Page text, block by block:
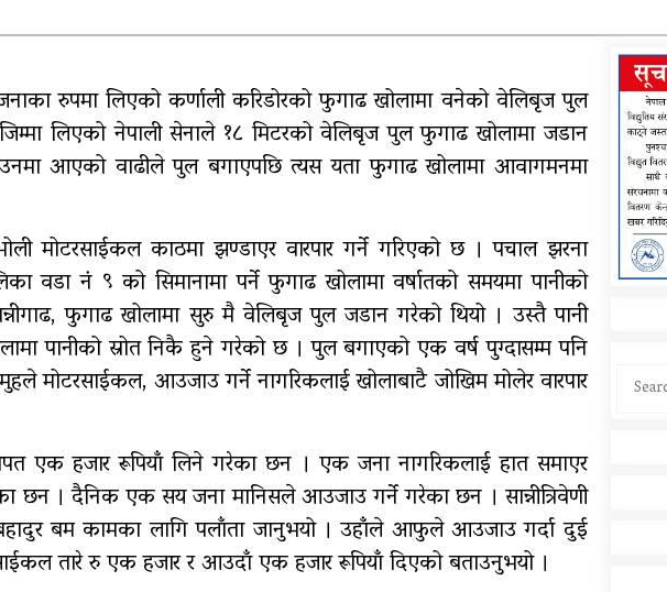
सुरु
एम्बुलेन्स दुर्घटना : दुईको
रुपमा लिएको कर्णाली करिडोरको फुगाढ खोलामा वनेको वेलिबृज पुल
लिएको नेपाली सेनाले १८ मिटरको वेलिबृज पुल फुगाढ खोलामा जडान
आएको वाढीले पुल बगाएपछि त्यस यता फुगाढ खोलामा आवागमनमा
मोटरसाईकल काठमा झण्डाएर वारपार गर्ने गरिएको छ । पचाल झरना
वडा नं ९ को सिमानामा पर्ने फुगाढ खोलामा वर्षातको समयमा पानीको
फुगाढ खोलामा सुरु मै वेलिबृज पुल जडान गरेको थियो । उस्तै पानी
पानीको स्रोत निकै हुने गरेको छ । पुल बगाएको एक वर्ष पुग्दासम्म पनि
मोटरसाईकल, आउजाउ गर्ने नागरिकलाई खोलाबाटै जोखिम मोलेर वारपार
एक हजार रूपियाँ लिने गरेका छन । एक जना नागरिकलाई हात समाएर
छन । दैनिक एक सय जना मानिसले आउजाउ गर्ने गरेका छन । सान्नीत्रिवेणी
बम कामका लागि पलाँता जानुभयो । उहाँले आफुले आउजाउ गर्दा दुई
तारे रु एक हजार र आउदाँ एक हजार रूपियाँ दिएको बताउनुभयो ।